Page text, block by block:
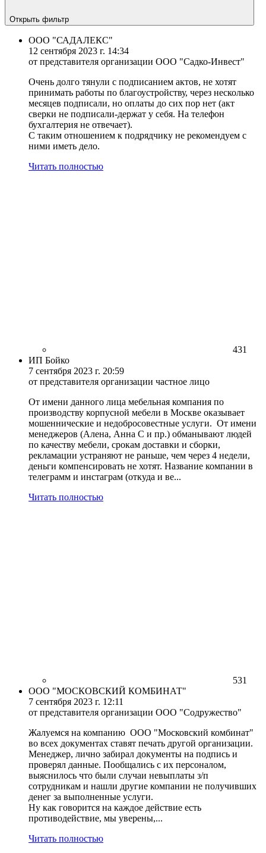
Открыть фильтр
ООО "САДАЛЕКС"
12 сентября 2023 г. 14:34
от представителя организации ООО "Садко-Инвест"
Очень долго тянули с подписанием актов, не хотят
принимать работы по благоустройству, через несколько
месяцев подписали, но оплаты до сих пор нет (акт
сверки не подписали-держат у себя. На телефон
бухгалтерия не отвечает).
С таким отношением к подрядчику не рекомендуем с
ними иметь дело.
Читать полностью
431
ИП Бойко
7 сентября 2023 г. 20:59
от представителя организации частное лицо
От имени данного лица мебельная компания по
производству корпусной мебели в Москве оказывает
мошеннические и недобросовестные услуги. От имени
менеджеров (Алена, Анна С и пр.) обманывают людей
по качеству мебели, срокам доставки и сборки,
рекламации устраняют не раньше, чем через 4 недели,
деньги компенсировать не хотят. Название компании в
телеграмм и инстаграм (откуда и ве...
Читать полностью
531
ООО "МОСКОВСКИЙ КОМБИНАТ"
7 сентября 2023 г. 12:11
от представителя организации ООО "Содружество"
Жалуемся на компанию ООО "Московский комбинат"
во всех документах ставят печать другой организации.
Менеджер, лично забирал документы на подпись и
проверял данные. Пообщались с их персоналом,
выяснилось что были случаи невыплаты з/п
сотрудникам и нашли другие компании не получивших
денег за выполненные услуги.
Ну как говорится на каждое действие есть
противодействие, мы уверены,...
Читать полностью